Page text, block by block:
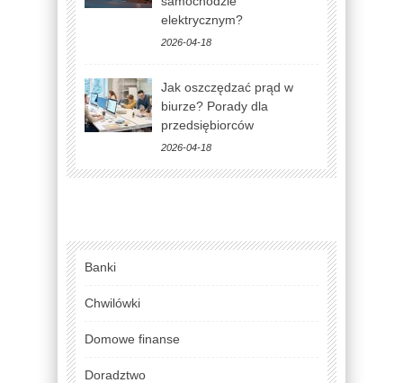
elektrycznym?
2026-04-18
Jak oszczędzać prąd w
biurze? Porady dla
przedsiębiorców
2026-04-18
Banki
Chwilówki
Domowe finanse
Doradztwo